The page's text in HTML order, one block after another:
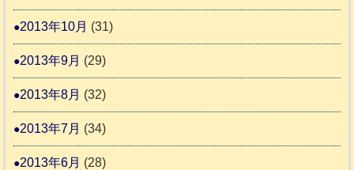
2013年10月 (31)
2013年9月 (29)
2013年8月 (32)
2013年7月 (34)
2013年6月 (28)